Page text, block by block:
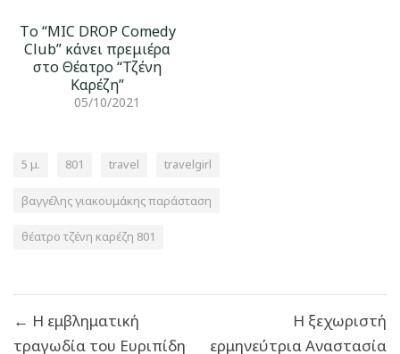
Tο “MIC DROP Comedy
Club” κάνει πρεμιέρα
στο Θέατρο “Τζένη
Καρέζη”
05/10/2021
5 μ. 801 travel travelgirl
βαγγέλης γιακουμάκης παράσταση
θέατρο τζένη καρέζη 801
άρθρων
← Η εμβληματική
τραγωδία του Ευριπίδη
Η ξεχωριστή
ερμηνεύτρια Αναστασία